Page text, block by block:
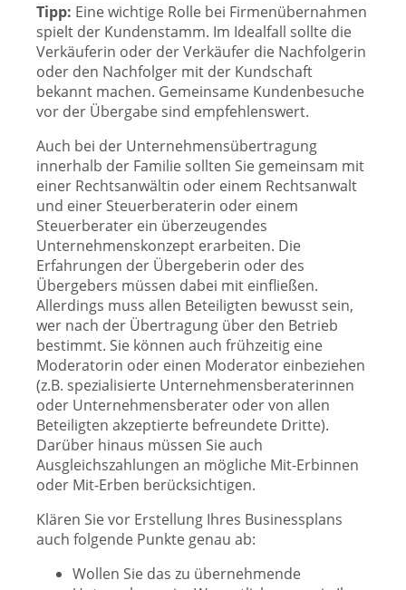
Tipp: Eine wichtige Rolle bei Firmenübernahmen
spielt der Kundenstamm. Im Idealfall sollte die
Verkäuferin oder der Verkäufer die Nachfolgerin
oder den Nachfolger mit der Kundschaft
bekannt machen. Gemeinsame Kundenbesuche
vor der Übergabe sind empfehlenswert.
Auch bei der Unternehmensübertragung
innerhalb der Familie sollten Sie gemeinsam mit
einer Rechtsanwältin oder einem Rechtsanwalt
und einer Steuerberaterin oder einem
Steuerberater ein überzeugendes
Unternehmenskonzept erarbeiten. Die
Erfahrungen der Übergeberin oder des
Übergebers müssen dabei mit einfließen.
Allerdings muss allen Beteiligten bewusst sein,
wer nach der Übertragung über den Betrieb
bestimmt. Sie können auch frühzeitig eine
Moderatorin oder einen Moderator einbeziehen
(z.B. spezialisierte Unternehmensberaterinnen
oder Unternehmensberater oder von allen
Beteiligten akzeptierte befreundete Dritte).
Darüber hinaus müssen Sie auch
Ausgleichszahlungen an mögliche Mit-Erbinnen
oder Mit-Erben berücksichtigen.
Klären Sie vor Erstellung Ihres Businessplans
auch folgende Punkte genau ab:
Wollen Sie das zu übernehmende